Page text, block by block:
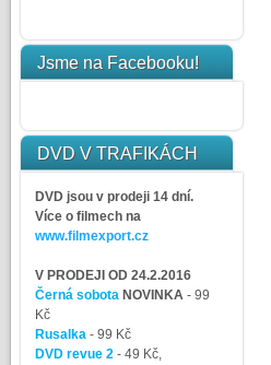
Jsme na Facebooku!
DVD V TRAFIKÁCH
DVD jsou v prodeji 14 dní.
Více o filmech na
www.filmexport.cz
V PRODEJI OD 24.2.2016
Černá sobotaNOVINKA - 99
Kč
Rusalka- 99 Kč
DVD revue 2- 49 Kč,